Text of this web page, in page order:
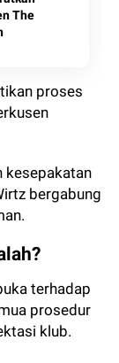
The
proses
kesepakatan
bergabung
terhadap
prosedur
klub.